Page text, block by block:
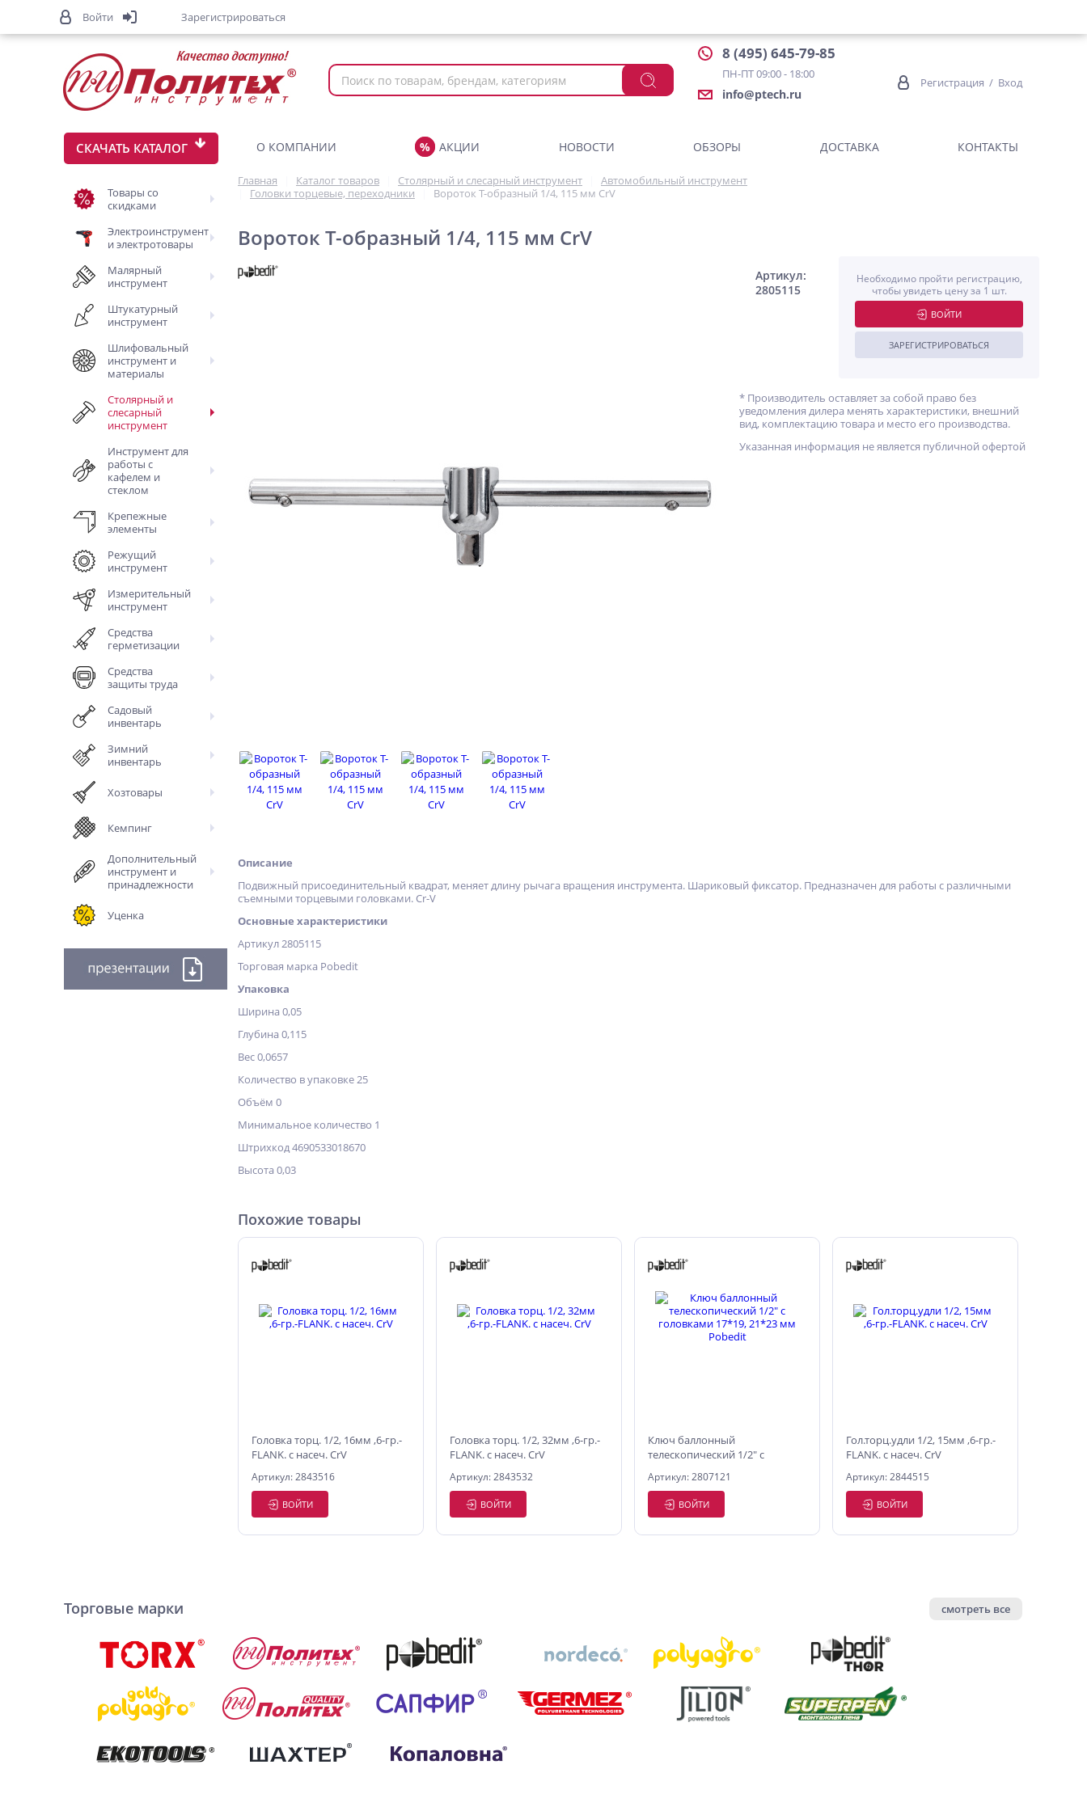
8 (495) 645-79-85
ПН-ПТ 09:00 - 18:00
info@ptech.ru
Регистрация / Вход
СКАЧАТЬ КАТАЛОГ
Товары со
скидками
Электроинструмент
и электротовары
Малярный
инструмент
Штукатурный
инструмент
Шлифовальный
инструмент и
материалы
Столярный и
слесарный
инструмент
Инструмент для
работы с
кафелем и
стеклом
Крепежные
элементы
Режущий
инструмент
Измерительный
инструмент
Средства
герметизации
Средства
защиты труда
Садовый
инвентарь
Зимний
инвентарь
Хозтовары
Кемпинг
Дополнительный
инструмент и
принадлежности
Уценка
О КОМПАНИИ АКЦИИ НОВОСТИ ОБЗОРЫ ДОСТАВКА КОНТАКТЫ
Главная Каталог товаров Столярный и слесарный инструмент
Автомобильный инструмент
Головки торцевые, переходники
Вороток Т-образный 1/4, 115 мм CrV
Вороток Т-образный 1/4, 115 мм CrV
Артикул:
2805115
Необходимо пройти регистрацию,
чтобы увидеть цену за 1 шт.
ВОЙТИ
ЗАРЕГИСТРИРОВАТЬСЯ
* Производитель оставляет за собой право без
уведомления дилера менять характеристики, внешний
вид, комплектацию товара и место его производства.
Указанная информация не является публичной офертой
Описание
Подвижный присоединительный квадрат, меняет длину рычага вращения инструмента. Шариковый фиксатор. Предназначен для работы с различными
съемными торцевыми головками. Cr-V
Основные характеристики
Артикул 2805115
Торговая марка Pobedit
Упаковка
Ширина 0,05
Глубина 0,115
Вес 0,0657
Количество в упаковке 25
Объём 0
Минимальное количество 1
Штрихкод 4690533018670
Высота 0,03
Похожие товары
Головка торц. 1/2, 16мм ,6-гр.-
FLANK. с насеч. CrV
Артикул: 2843516
ВОЙТИ
Головка торц. 1/2, 32мм ,6-гр.-
FLANK. с насеч. CrV
Артикул: 2843532
ВОЙТИ
Ключ баллонный
телескопический 1/2" с
Pobedit
Артикул: 2807121
ВОЙТИ
Гол.торц.удли 1/2, 15мм ,6-гр.-
FLANK. с насеч. CrV
Артикул: 2844515
ВОЙТИ
Торговые марки смотреть все
Войти Зарегистрироваться